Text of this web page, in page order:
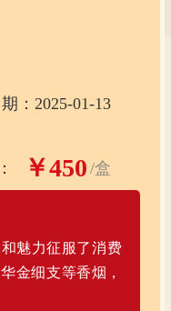
期：2025-01-13
￥450 /盒
魅力征服了消费
金细支等香烟，